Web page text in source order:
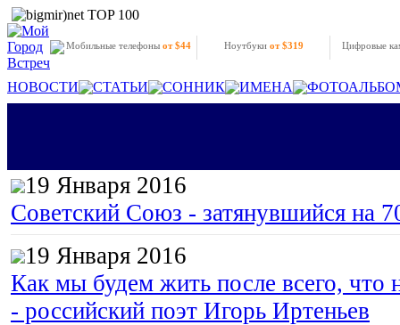
Мобильные телефоны от $44 Ноутбуки от $319 Цифровые
НОВОСТИ СТАТЬИ СОННИК ИМЕНА
19 Января 2016
Советский Союз - затянувшийся на
19 Января 2016
Как мы будем жить после всего, что
- российский поэт Игорь Иртеньев